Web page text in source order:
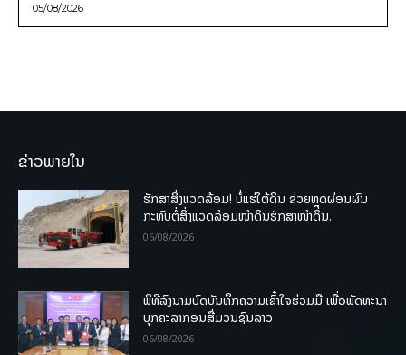
05/08/2026
ຂ່າວພາຍໃນ
ຮັກສາສິ່ງແວດລ້ອມ! ບໍ່ແຮ່ໃຕ້ດິນ ຊ່ວຍຫຼຸດຜ່ອນຜົນ
ກະທົບຕໍ່ສິ່ງແວດລ້ອມໜ້າດິນຮັກສາໜ້າດິນ.
06/08/2026
ພິທີລົງນາມບົດບັນທຶກຄວາມເຂົ້າໃຈຮ່ວມມື ເພື່ອພັດທະນາ
ບຸກຄະລາກອນສື່ມວນຊົນລາວ
06/08/2026